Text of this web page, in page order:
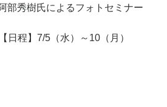
秀樹氏によるフォトセミナー
日程】7/5（水）～10（月）